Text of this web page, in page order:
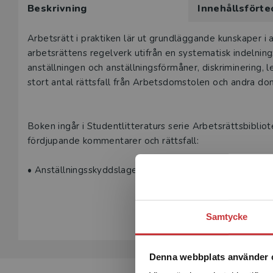
Samtycke
Denna webbplats använder
här
Våra
under 180
Den här
Beskrivning
Beskrivning
Arbetsrätt i praktiken lär ut grundläggande kunskaper i
arbetsrättens regelverk utifrån en systematisk
anställningen och anställningsförmåner,
stort antal rättsfall från Arbetsdomstolen och andra
Boken ingår i Studentlitteraturs serie
fördjupande kommentarer och rättsfall:
• Anställningsskyddslagen, Viktor Anesäter m.fl.
• Arbetsmiljölagen, Bo Ericson
• Förtroendemannalagen, Erland Olauson